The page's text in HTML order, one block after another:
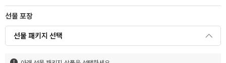
선물 포장
선물 패키지 선택